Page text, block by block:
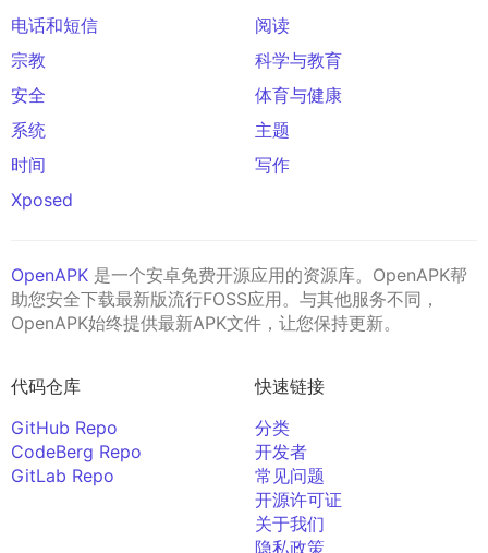
电话和短信
阅读
宗教
科学与教育
安全
体育与健康
系统
主题
时间
写作
Xposed
OpenAPK 是一个安卓免费开源应用的资源库。OpenAPK帮
助您安全下载最新版流行FOSS应用。与其他服务不同，
OpenAPK始终提供最新APK文件，让您保持更新。
代码仓库
GitHub Repo
CodeBerg Repo
GitLab Repo
快速链接
分类
开发者
常见问题
开源许可证
关于我们
隐私政策